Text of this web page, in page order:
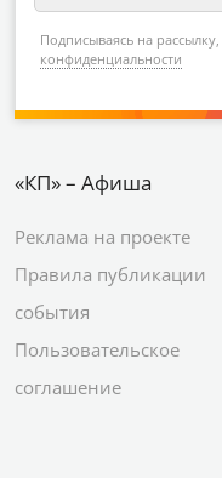
Подписываясь на
конфиденциальности
«КП» – Афиша
Реклама на проекте
Правила публикации
события
Пользовательское
соглашение